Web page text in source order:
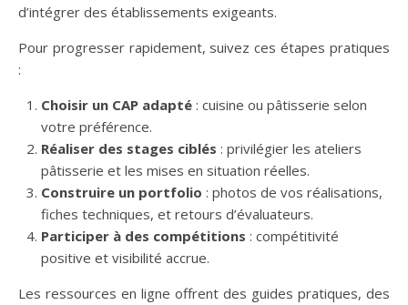
d’intégrer des établissements exigeants.
Pour progresser rapidement, suivez ces étapes pratiques
:
Choisir un CAP adapté : cuisine ou pâtisserie selon
votre préférence.
Réaliser des stages ciblés : privilégier les ateliers
pâtisserie et les mises en situation réelles.
Construire un portfolio : photos de vos réalisations,
fiches techniques, et retours d’évaluateurs.
Participer à des compétitions : compétitivité
positive et visibilité accrue.
Les ressources en ligne offrent des guides pratiques, des